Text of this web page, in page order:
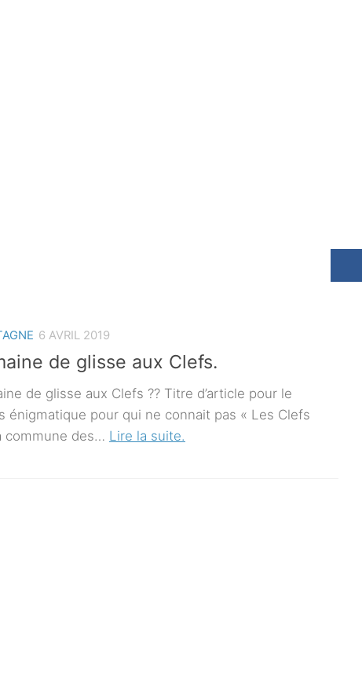
6 AVRIL 2019
de glisse aux Clefs.
de glisse aux Clefs ?? Titre d’article pour le
énigmatique pour qui ne connait pas « Les Clefs
commune des… Lire la suite.